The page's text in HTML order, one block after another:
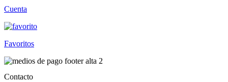
Cuenta
Favoritos
Contacto